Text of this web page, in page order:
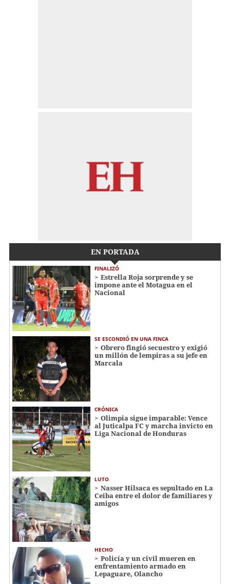
EN PORTADA
FINALIZÓ
Estrella Roja sorprende y se
impone ante el Motagua en el
Nacional
SE ESCONDIÓ EN UNA FINCA
Obrero fingió secuestro y exigió
un millón de lempiras a su jefe en
Marcala
CRÓNICA
Olimpia sigue imparable: Vence
al Juticalpa FC y marcha invicto en
Liga Nacional de Honduras
LUTO
Nasser Hilsaca es sepultado en La
Ceiba entre el dolor de familiares y
amigos
HECHO
Policía y un civil mueren en
enfrentamiento armado en
Lepaguare, Olancho